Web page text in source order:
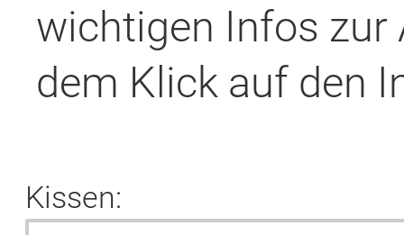
wichtigen Infos zur
dem Klick auf den
Kissen: